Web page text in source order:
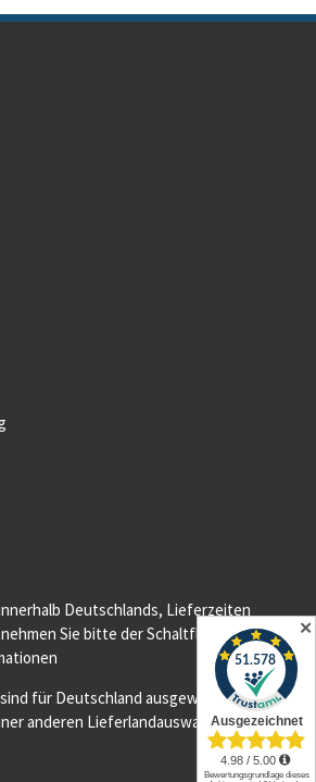
Deutschlands, Lieferzeiten
Sie bitte der Schaltfläche
für Deutschland ausgewiesen
anderen Lieferlandauswahl im
✕